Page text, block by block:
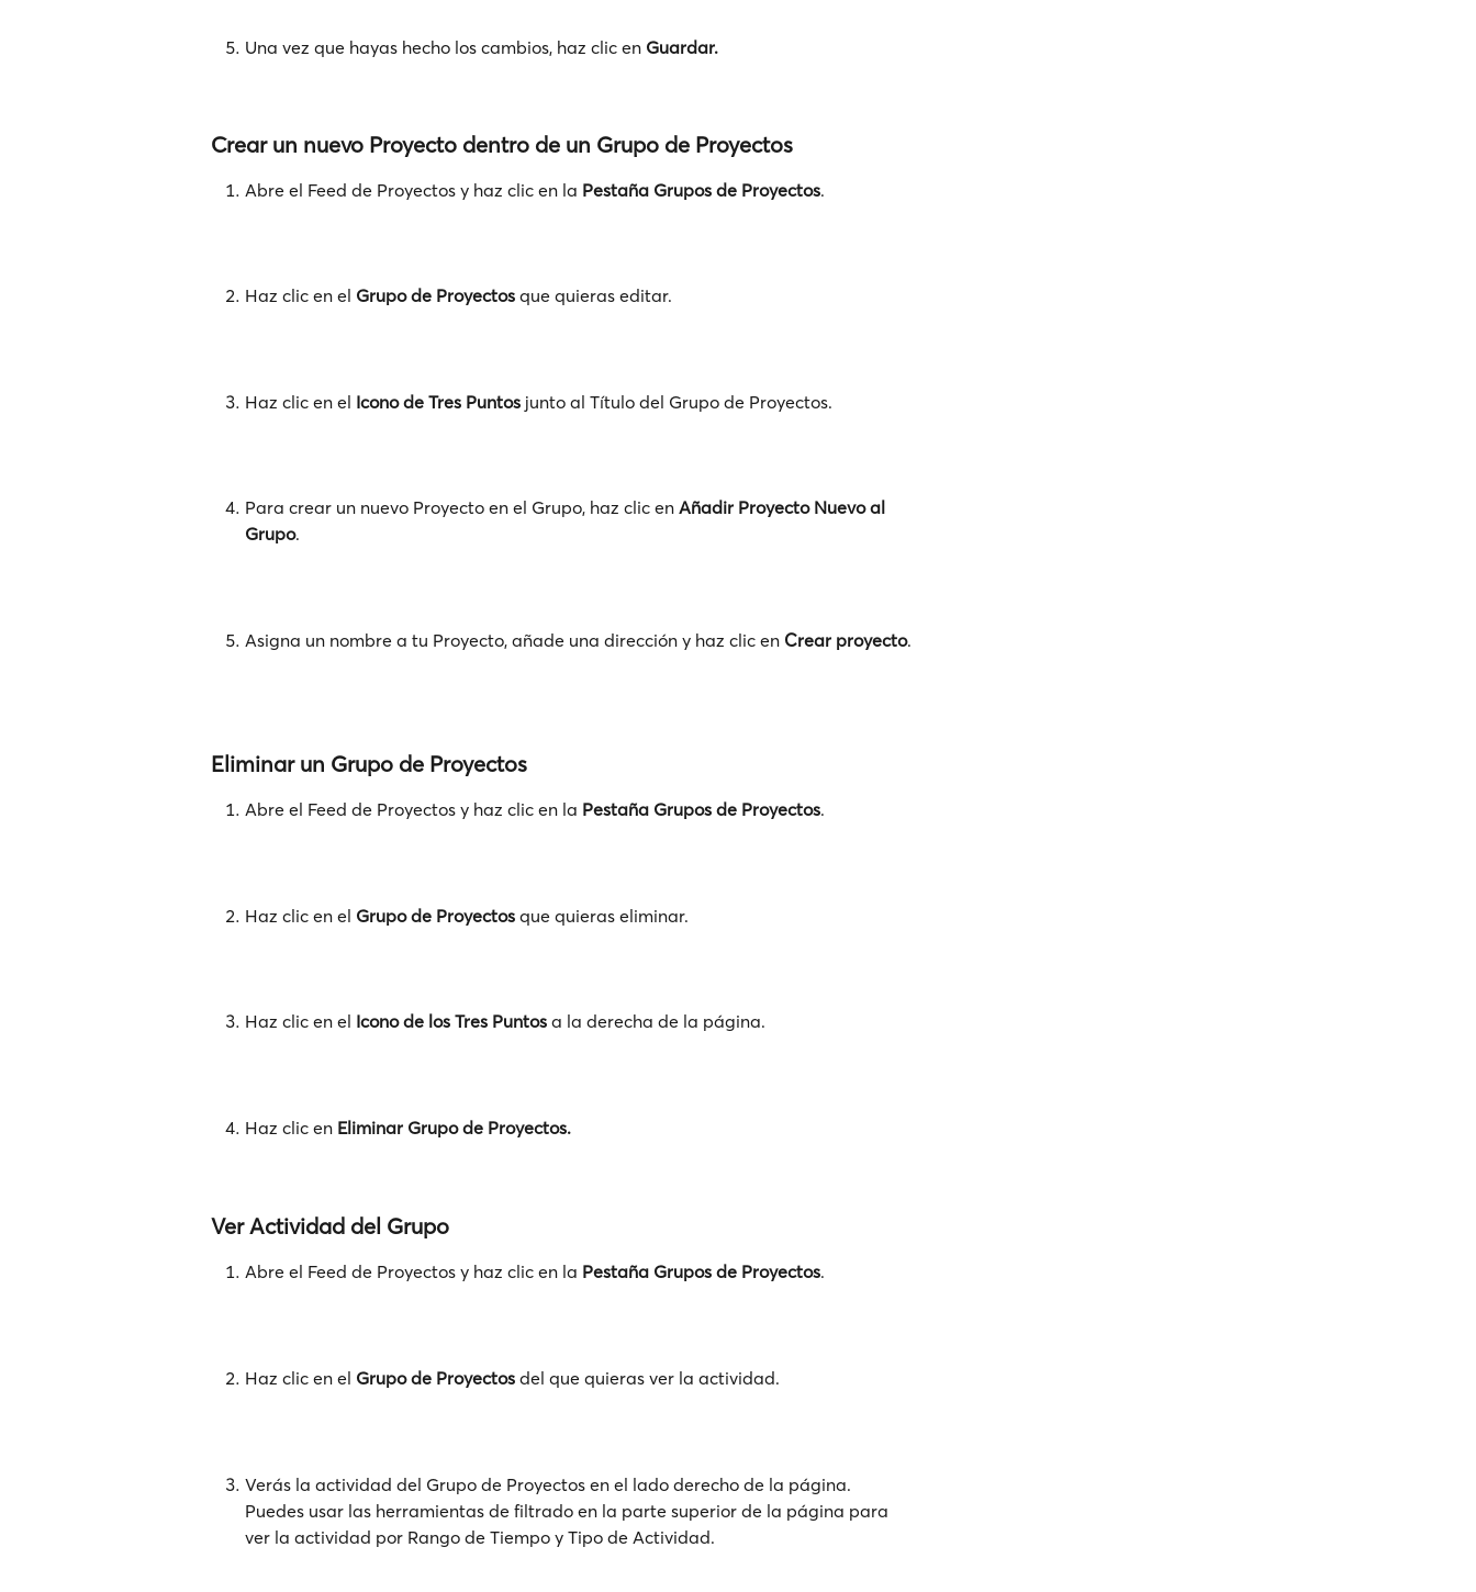
Una vez que hayas hecho los cambios, haz clic en Guardar.
Crear un nuevo Proyecto dentro de un Grupo de Proyectos
Abre el Feed de Proyectos y haz clic en la Pestaña Grupos de Proyectos.
Haz clic en el Grupo de Proyectos que quieras editar.
Haz clic en el Icono de Tres Puntos junto al Título del Grupo de Proyectos.
Para crear un nuevo Proyecto en el Grupo, haz clic en Añadir Proyecto Nuevo al
Grupo.
Asigna un nombre a tu Proyecto, añade una dirección y haz clic en Crear proyecto.
Eliminar un Grupo de Proyectos
Abre el Feed de Proyectos y haz clic en la Pestaña Grupos de Proyectos.
Haz clic en el Grupo de Proyectos que quieras eliminar.
Haz clic en el Icono de los Tres Puntos a la derecha de la página.
Haz clic en Eliminar Grupo de Proyectos.
Ver Actividad del Grupo
Abre el Feed de Proyectos y haz clic en la Pestaña Grupos de Proyectos.
Haz clic en el Grupo de Proyectos del que quieras ver la actividad.
Verás la actividad del Grupo de Proyectos en el lado derecho de la página.
Puedes usar las herramientas de filtrado en la parte superior de la página para
ver la actividad por Rango de Tiempo y Tipo de Actividad.